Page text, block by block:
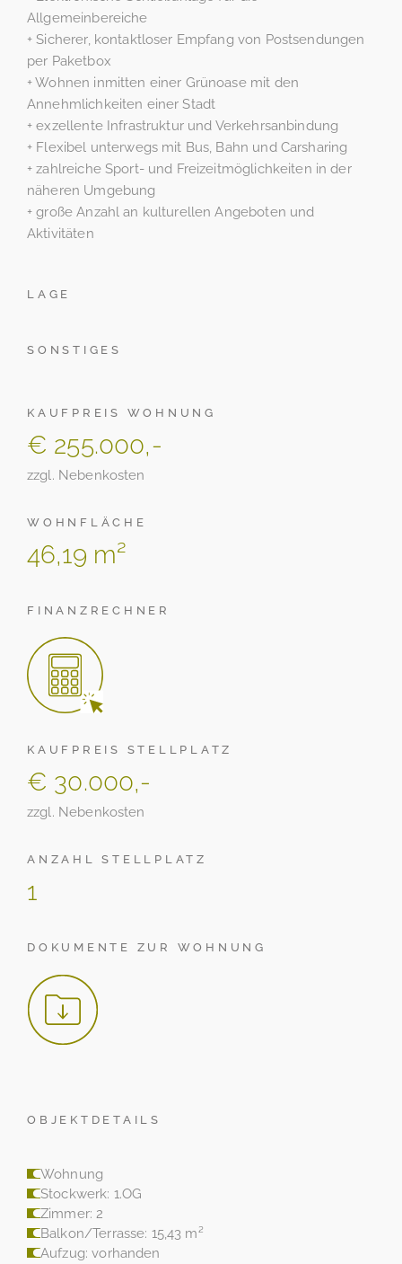
Allgemeinbereiche
+ Sicherer, kontaktloser Empfang von Postsendungen
per Paketbox
+ Wohnen inmitten einer Grünoase mit den
Annehmlichkeiten einer Stadt
+ exzellente Infrastruktur und Verkehrsanbindung
+ Flexibel unterwegs mit Bus, Bahn und Carsharing
+ zahlreiche Sport- und Freizeitmöglichkeiten in der
näheren Umgebung
+ große Anzahl an kulturellen Angeboten und
Aktivitäten
LAGE
SONSTIGES
KAUFPREIS WOHNUNG
€ 255.000,-
zzgl. Nebenkosten
WOHNFLÄCHE
46,19 m²
FINANZRECHNER
KAUFPREIS STELLPLATZ
€ 30.000,-
zzgl. Nebenkosten
ANZAHL STELLPLATZ
1
DOKUMENTE ZUR WOHNUNG
OBJEKTDETAILS
Wohnung
Stockwerk: 1.OG
Zimmer: 2
Balkon/Terrasse: 15,43 m²
Aufzug: vorhanden